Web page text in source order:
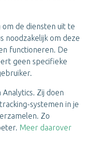
de diensten uit te
noodzakelijk om deze
functioneren. De
geen specifieke
Zij doen
systemen in je
Zo
Meer daarover